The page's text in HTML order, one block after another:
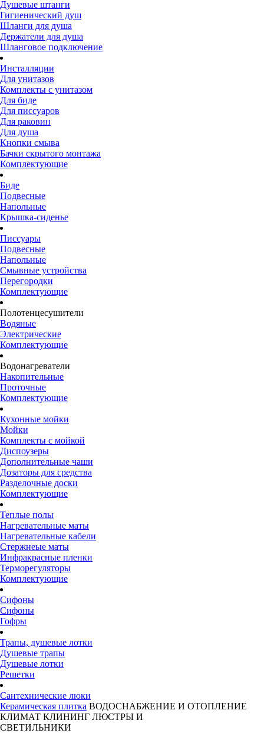
Душевые штанги
Гигиенический душ
Шланги для душа
Держатели для душа
Шланговое подключение
Инсталляции
Для унитазов
Комплекты с унитазом
Для биде
Для писсуаров
Для раковин
Для душа
Кнопки смыва
Бачки скрытого монтажа
Комплектующие
Биде
Подвесные
Напольные
Крышка-сиденье
Писсуары
Подвесные
Напольные
Смывные устройства
Перегородки
Комплектующие
Полотенцесушители
Водяные
Электрические
Комплектующие
Водонагреватели
Накопительные
Проточные
Комплектующие
Кухонные мойки
Мойки
Комплекты с мойкой
Диспоузеры
Дополнительные чаши
Дозаторы для средства
Разделочные доски
Комплектующие
Теплые полы
Нагревательные маты
Нагревательные кабели
Стержнеые маты
Инфракрасные пленки
Терморегуляторы
Комплектующие
Сифоны
Сифоны
Гофры
Трапы, душевые лотки
Душевые трапы
Душевые лотки
Решетки
Сантехнические люки
Керамическая плитка ВОДОСНАБЖЕНИЕ И ОТОПЛЕНИЕ
КЛИМАТ КЛИНИНГ ЛЮСТРЫ И
СВЕТИЛЬНИКИ